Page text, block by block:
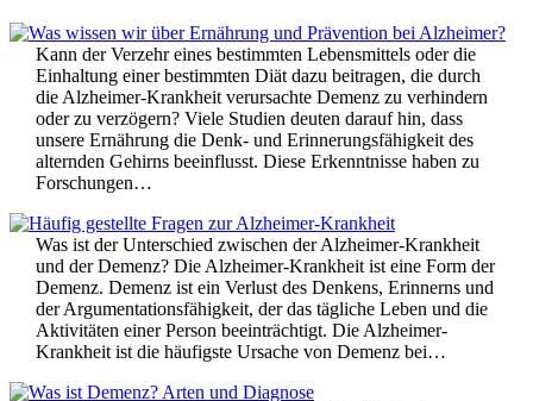
Kann der Verzehr eines bestimmten Lebensmittels oder die
Einhaltung einer bestimmten Diät dazu beitragen, die durch
die Alzheimer-Krankheit verursachte Demenz zu verhindern
oder zu verzögern? Viele Studien deuten darauf hin, dass
unsere Ernährung die Denk- und Erinnerungsfähigkeit des
alternden Gehirns beeinflusst. Diese Erkenntnisse haben zu
Forschungen…
Was ist der Unterschied zwischen der Alzheimer-Krankheit
und der Demenz? Die Alzheimer-Krankheit ist eine Form der
Demenz. Demenz ist ein Verlust des Denkens, Erinnerns und
der Argumentationsfähigkeit, der das tägliche Leben und die
Aktivitäten einer Person beeinträchtigt. Die Alzheimer-
Krankheit ist die häufigste Ursache von Demenz bei…